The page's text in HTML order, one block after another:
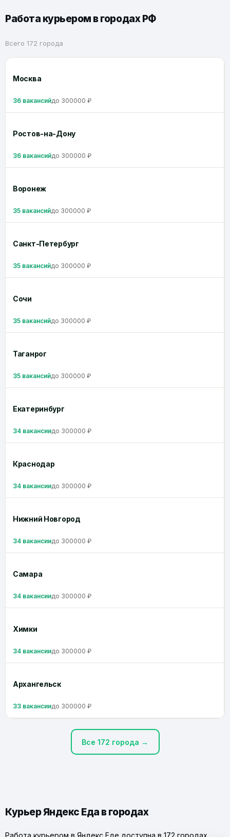
Работа курьером в городах РФ
Всего 172 города
Москва
36 вакансийдо 300000 ₽
Ростов-на-Дону
36 вакансийдо 300000 ₽
Воронеж
35 вакансийдо 300000 ₽
Санкт-Петербург
35 вакансийдо 300000 ₽
Сочи
35 вакансийдо 300000 ₽
Таганрог
35 вакансийдо 300000 ₽
Екатеринбург
34 вакансиидо 300000 ₽
Краснодар
34 вакансиидо 300000 ₽
Нижний Новгород
34 вакансиидо 300000 ₽
Самара
34 вакансиидо 300000 ₽
Химки
34 вакансиидо 300000 ₽
Архангельск
33 вакансиидо 300000 ₽
Все 172 города →
Курьер Яндекс Еда в городах
Работа курьером в Яндекс Еде доступна в 172 городах